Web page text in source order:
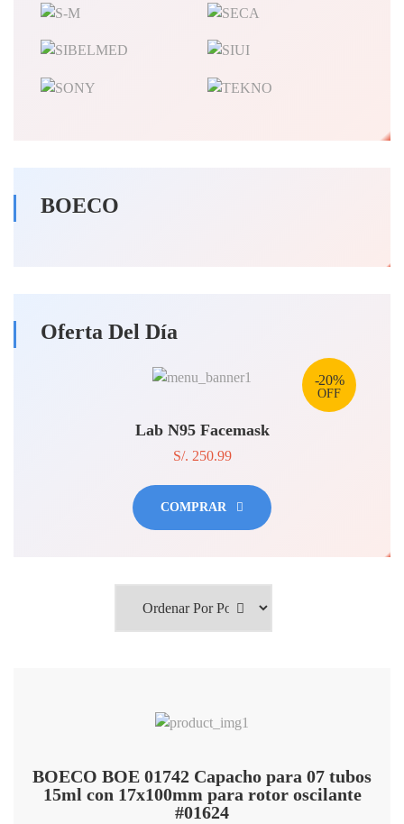
BOECO
Oferta Del Día
-20%
OFF
Lab N95 Facemask
S/. 250.99
COMPRAR
BOECO BOE 01742 Capacho para 07 tubos
15ml con 17x100mm para rotor oscilante
#01624